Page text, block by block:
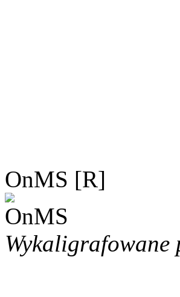
OnMS [R]
Wykaligrafowane